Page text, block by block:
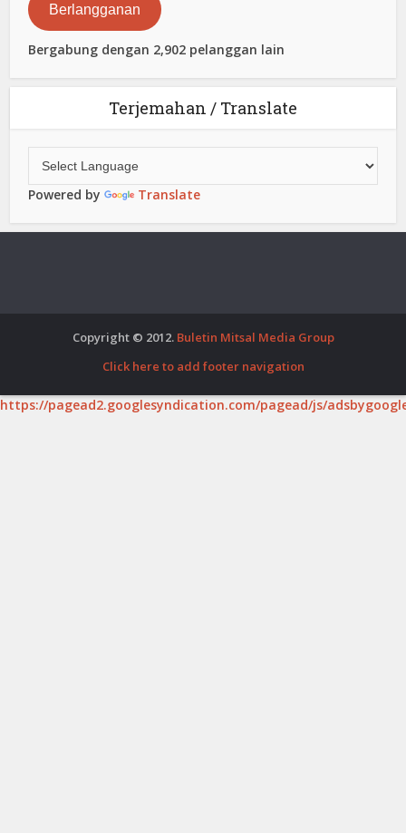
Berlangganan
Bergabung dengan 2,902 pelanggan lain
Terjemahan / Translate
Powered by Translate
Copyright © 2012. Buletin Mitsal Media Group
Click here to add footer navigation
https://pagead2.googlesyndication.com/pagead/js/